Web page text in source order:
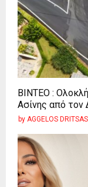
ΒΙΝΤΕΟ :
Ασίνης από τον
by AGGELOS DRITSAS